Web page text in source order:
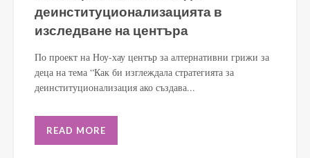
деинституционализацията в
изследване на центъра
По проект на Ноу-хау център за алтернативни грижи за
деца на тема “Как би изглеждала стратегията за
деинституционализация ако създава...
READ MORE